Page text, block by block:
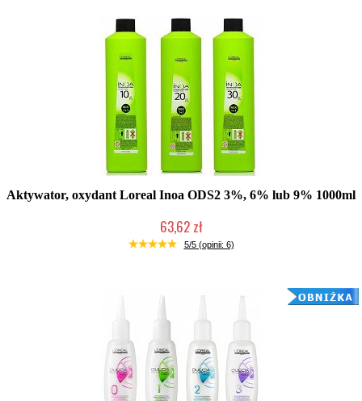
Aktywator, oxydant Loreal Inoa ODS2 3%, 6% lub 9% 1000ml
63,62 zł
Duża ilość (wysyłka w 24h)
5/5 (opinii: 6)